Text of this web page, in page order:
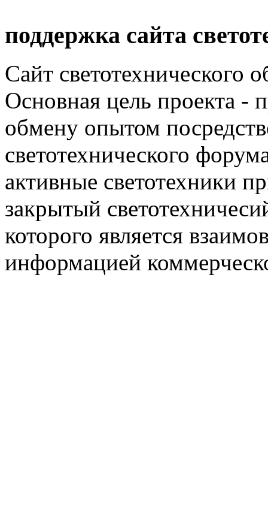
поддержка сайта
Сайт светотехнического
Основная цель проекта -
обмену опытом
светотехнического
активные светотехники
закрытый
которого является
информацией